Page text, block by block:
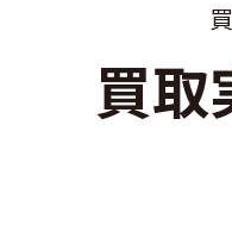
買取